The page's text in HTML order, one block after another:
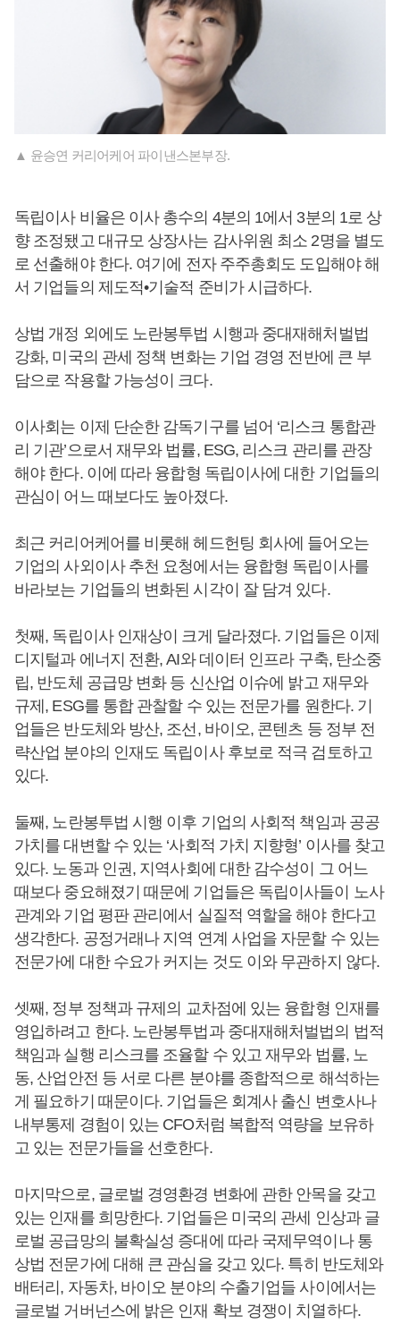
▲ 윤승연 커리어케어 파이낸스본부장.
독립이사 비율은 이사 총수의 4분의 1에서 3분의 1로 상
향 조정됐고 대규모 상장사는 감사위원 최소 2명을 별도
로 선출해야 한다. 여기에 전자 주주총회도 도입해야 해
서 기업들의 제도적•기술적 준비가 시급하다.
상법 개정 외에도 노란봉투법 시행과 중대재해처벌법
강화, 미국의 관세 정책 변화는 기업 경영 전반에 큰 부
담으로 작용할 가능성이 크다.
이사회는 이제 단순한 감독기구를 넘어 ‘리스크 통합관
리 기관’으로서 재무와 법률, ESG, 리스크 관리를 관장
해야 한다. 이에 따라 융합형 독립이사에 대한 기업들의
관심이 어느 때보다도 높아졌다.
최근 커리어케어를 비롯해 헤드헌팅 회사에 들어오는
기업의 사외이사 추천 요청에서는 융합형 독립이사를
바라보는 기업들의 변화된 시각이 잘 담겨 있다.
첫째, 독립이사 인재상이 크게 달라졌다. 기업들은 이제
디지털과 에너지 전환, AI와 데이터 인프라 구축, 탄소중
립, 반도체 공급망 변화 등 신산업 이슈에 밝고 재무와
규제, ESG를 통합 관찰할 수 있는 전문가를 원한다. 기
업들은 반도체와 방산, 조선, 바이오, 콘텐츠 등 정부 전
략산업 분야의 인재도 독립이사 후보로 적극 검토하고
있다.
둘째, 노란봉투법 시행 이후 기업의 사회적 책임과 공공
가치를 대변할 수 있는 ‘사회적 가치 지향형’ 이사를 찾고
있다. 노동과 인권, 지역사회에 대한 감수성이 그 어느
때보다 중요해졌기 때문에 기업들은 독립이사들이 노사
관계와 기업 평판 관리에서 실질적 역할을 해야 한다고
생각한다. 공정거래나 지역 연계 사업을 자문할 수 있는
전문가에 대한 수요가 커지는 것도 이와 무관하지 않다.
셋째, 정부 정책과 규제의 교차점에 있는 융합형 인재를
영입하려고 한다. 노란봉투법과 중대재해처벌법의 법적
책임과 실행 리스크를 조율할 수 있고 재무와 법률, 노
동, 산업안전 등 서로 다른 분야를 종합적으로 해석하는
게 필요하기 때문이다. 기업들은 회계사 출신 변호사나
내부통제 경험이 있는 CFO처럼 복합적 역량을 보유하
고 있는 전문가들을 선호한다.
마지막으로, 글로벌 경영환경 변화에 관한 안목을 갖고
있는 인재를 희망한다. 기업들은 미국의 관세 인상과 글
로벌 공급망의 불확실성 증대에 따라 국제무역이나 통
상법 전문가에 대해 큰 관심을 갖고 있다. 특히 반도체와
배터리, 자동차, 바이오 분야의 수출기업들 사이에서는
글로벌 거버넌스에 밝은 인재 확보 경쟁이 치열하다.